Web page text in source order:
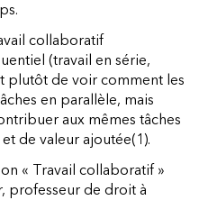
collaboratif
(travail en série,
plutôt de voir comment les
en parallèle, mais
aux mêmes tâches
de valeur ajoutée(1).
« Travail collaboratif »
professeur de droit à